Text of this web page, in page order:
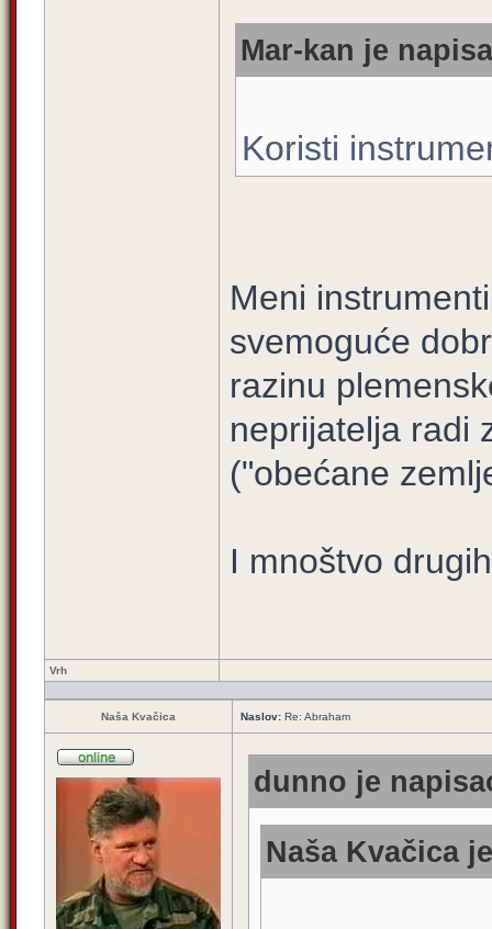
Mar-kan je
Koristi
Meni
svemoguće
razinu
neprijatelja radi
("obećane
I mnoštvo
Vrh
Naša Kvačica Naslov: Re: Abraham
dunno je
Naša Kvačica